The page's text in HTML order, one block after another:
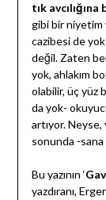
tık avcılığına
gibi bir niyetim
cazibesi de
değil. Zaten
yok, ahlakım
olabilir, üç yüz
da yok-
artıyor. Neyse,
sonunda -sana
Bu yazının ‘
yazdıranı,